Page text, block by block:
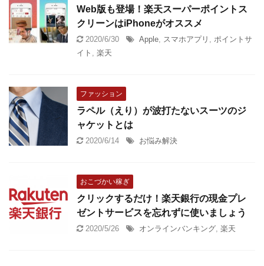
Web版も登場！楽天スーパーポイントス
クリーンはiPhoneがオススメ
2020/6/30 Apple スマホアプリ
ポイントサ
イト
楽天
ファッション
ラペル（えり）が波打たないスーツのジ
ャケットとは
2020/6/14 お悩み解決
おこづかい稼ぎ
クリックするだけ！楽天銀行の現金プレ
ゼントサービスを忘れずに使いましょう
2020/5/26 オンラインバンキング 楽天